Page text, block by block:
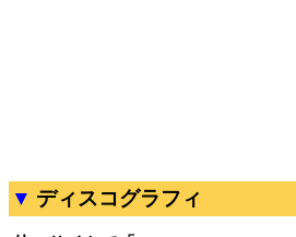
ディスコグラフィ